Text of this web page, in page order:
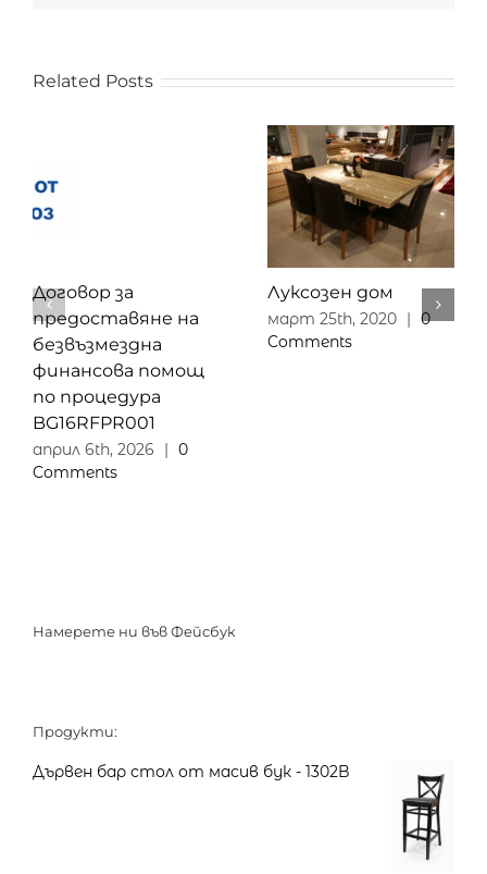
Related Posts
Договор за
предоставяне на
безвъзмездна
финансова помощ
по процедура
BG16RFPR001
април 6th, 2026
0
Comments
Луксозен дом
март 25th, 2020
0
Comments
Намерете ни във Фейсбук
Продукти:
Дървен бар стол от масив бук - 1302B